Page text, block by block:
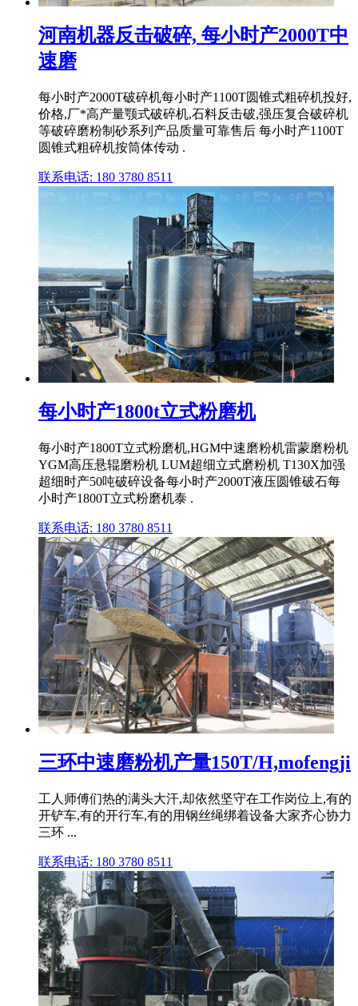
河南机器反击破碎, 每小时产2000T中
速磨
每小时产2000T破碎机每小时产1100T圆锥式粗碎机投好,
价格,厂*高产量颚式破碎机,石料反击破,强压复合破碎机
等破碎磨粉制砂系列产品质量可靠售后 每小时产1100T
圆锥式粗碎机按筒体传动 .
联系电话: 180 3780 8511
每小时产1800t立式粉磨机
每小时产1800T立式粉磨机,HGM中速磨粉机雷蒙磨粉机
YGM高压悬辊磨粉机 LUM超细立式磨粉机 T130X加强
超细时产50吨破碎设备每小时产2000T液压圆锥破石每
小时产1800T立式粉磨机泰 .
联系电话: 180 3780 8511
三环中速磨粉机产量150T/H,mofengji
工人师傅们热的满头大汗,却依然坚守在工作岗位上,有的
开铲车,有的开行车,有的用钢丝绳绑着设备大家齐心协力
三环 ...
联系电话: 180 3780 8511